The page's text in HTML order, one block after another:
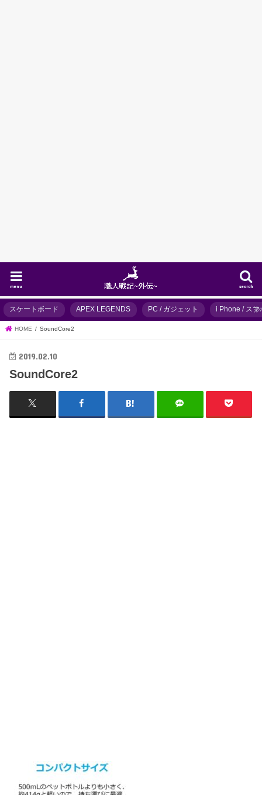
search
menu
スケートボード APEX LEGENDS PC / ガジェット i Phone / スマ
HOME SoundCore2
2019.02.10
SoundCore2